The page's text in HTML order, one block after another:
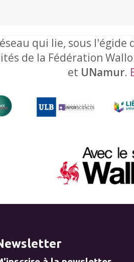
qui lie, sous l'égide
de la Fédération
et UNamur.